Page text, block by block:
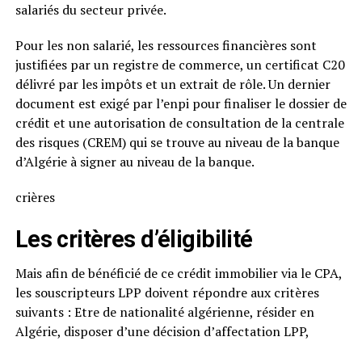
salariés du secteur privée.
Pour les non salarié, les ressources financières sont
justifiées par un registre de commerce, un certificat C20
délivré par les impôts et un extrait de rôle. Un dernier
document est exigé par l’enpi pour finaliser le dossier de
crédit et une autorisation de consultation de la centrale
des risques (CREM) qui se trouve au niveau de la banque
d’Algérie à signer au niveau de la banque.
crières
Les critères d’éligibilité
Mais afin de bénéficié de ce crédit immobilier via le CPA,
les souscripteurs LPP doivent répondre aux critères
suivants : Etre de nationalité algérienne, résider en
Algérie, disposer d’une décision d’affectation LPP,